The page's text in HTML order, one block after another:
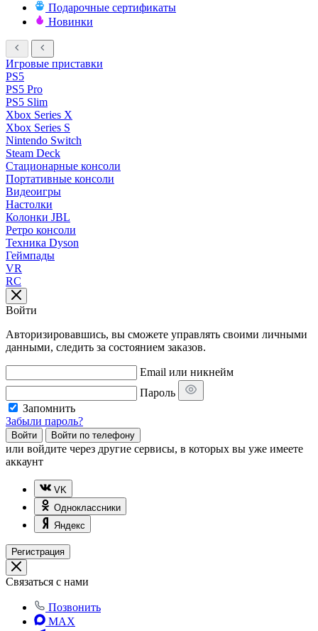
Подарочные сертификаты
Новинки
Игровые приставки
PS5
PS5 Pro
PS5 Slim
Xbox Series X
Xbox Series S
Nintendo Switch
Steam Deck
Стационарные консоли
Портативные консоли
Видеоигры
Настолки
Колонки JBL
Ретро консоли
Техника Dyson
Геймпады
VR
RC
Войти
Авторизировавшись, вы сможете управлять своими личными
данными, следить за состоянием заказов.
Email или никнейм
Пароль
Запомнить
Забыли пароль?
Войти Войти по телефону
или войдите через другие сервисы, в которых вы уже имеете
аккаунт
VK
Одноклассники
Яндекс
Регистрация
Связаться с нами
Позвонить
MAX